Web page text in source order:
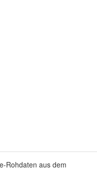
Rohdaten aus dem